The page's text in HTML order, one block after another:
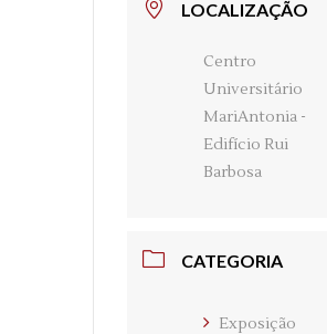
LOCALIZAÇÃO
Centro
Universitário
MariAntonia -
Edifício Rui
Barbosa
CATEGORIA
Exposição